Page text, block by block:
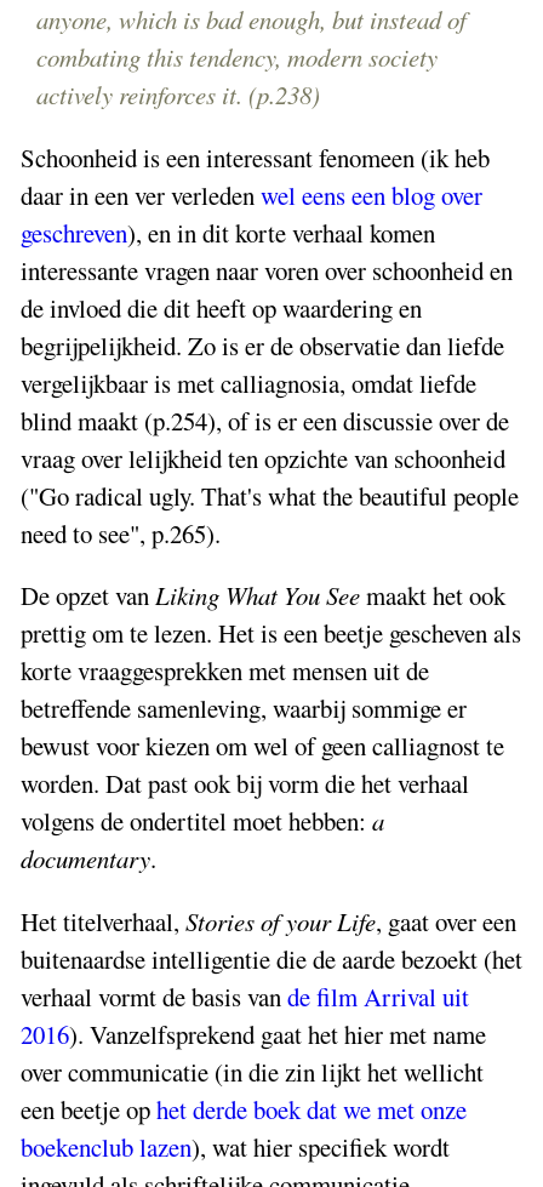
anyone, which is bad enough, but instead of
combating this tendency, modern society
actively reinforces it. (p.238)
Schoonheid is een interessant fenomeen (ik heb
daar in een ver verleden wel eens een blog over
geschreven), en in dit korte verhaal komen
interessante vragen naar voren over schoonheid en
de invloed die dit heeft op waardering en
begrijpelijkheid. Zo is er de observatie dan liefde
vergelijkbaar is met calliagnosia, omdat liefde
blind maakt (p.254), of is er een discussie over de
vraag over lelijkheid ten opzichte van schoonheid
("Go radical ugly. That's what the beautiful people
need to see", p.265).
De opzet vanLiking What You Seemaakt het ook
prettig om te lezen. Het is een beetje gescheven als
korte vraaggesprekken met mensen uit de
betreffende samenleving, waarbij sommige er
bewust voor kiezen om wel of geen calliagnost te
worden. Dat past ook bij vorm die het verhaal
volgens de ondertitel moet hebben: a
documentary.
Het titelverhaal, Stories of your Life, gaat over een
buitenaardse intelligentie die de aarde bezoekt (het
verhaal vormt de basis vande film Arrival uit
2016). Vanzelfsprekend gaat het hier met name
over communicatie (in die zin lijkt het wellicht
een beetje ophet derde boek dat we met onze
boekenclub lazen), wat hier specifiek wordt